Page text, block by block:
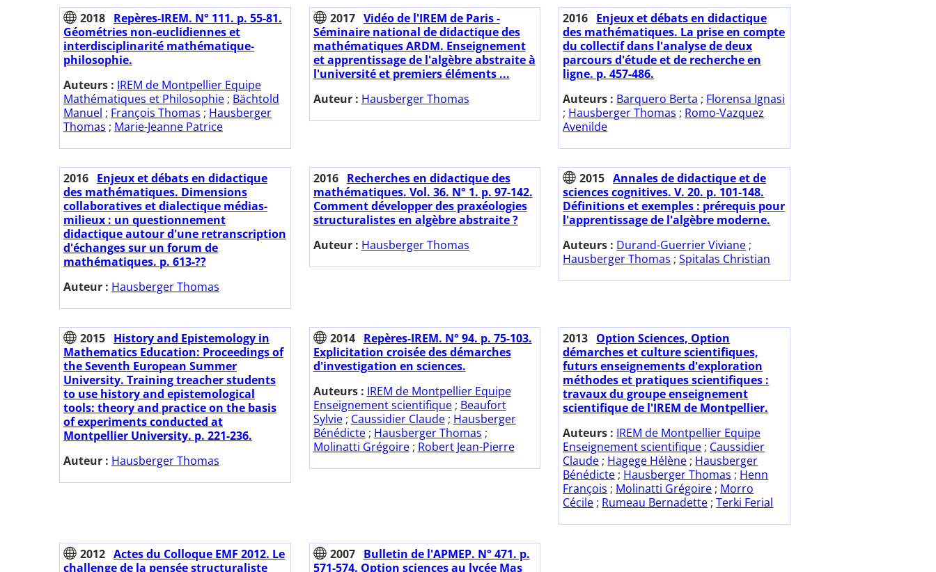
2018 Repères-IREM. N° 111. p. 55-81.
Géométries non-euclidiennes et
interdisciplinarité mathématique-
philosophie.
Auteurs : IREM de Montpellier Equipe
Mathématiques et Philosophie ; Bächtold
Manuel ; François Thomas ; Hausberger
Thomas ; Marie-Jeanne Patrice
2017 Vidéo de l'IREM de Paris -
Séminaire national de didactique des
mathématiques ARDM. Enseignement
et apprentissage de l'algèbre abstraite à
l'université et premiers éléments ...
Auteur : Hausberger Thomas
2016 Enjeux et débats en didactique
des mathématiques. La prise en compte
du collectif dans l'analyse de deux
parcours d'étude et de recherche en
ligne. p. 457-486.
Auteurs : Barquero Berta ; Florensa Ignasi
; Hausberger Thomas ; Romo-Vazquez
Avenilde
2016 Enjeux et débats en didactique
des mathématiques. Dimensions
collaboratives et dialectique médias-
milieux : un questionnement
didactique autour d'une retranscription
d'échanges sur un forum de
mathématiques. p. 613-??
Auteur : Hausberger Thomas
2016
Recherches en didactique des
mathématiques. Vol. 36. N° 1. p. 97-142.
Comment développer des praxéologies
structuralistes en algèbre abstraite ?
Auteur : Hausberger Thomas
2015 Annales de didactique et de
sciences cognitives. V. 20. p. 101-148.
Définitions et exemples : prérequis pour
l'apprentissage de l'algèbre moderne.
Auteurs : Durand-Guerrier Viviane ;
Hausberger Thomas ;Spitalas Christian
2015 History and Epistemology in
Mathematics Education: Proceedings of
the Seventh European Summer
University. Training treacher students
to use history and epistemological
tools: theory and practice on the basis
of experiments conducted at
Montpellier University. p. 221-236.
Auteur : Hausberger Thomas
2014
Repères-IREM. N° 94. p. 75-103.
Explicitation croisée des démarches
d'investigation en sciences.
Auteurs : IREM de Montpellier Equipe
Enseignement scientifique; Beaufort
Sylvie; Caussidier Claude; Hausberger
Bénédicte; Hausberger Thomas ;
Molinatti Grégoire; Robert Jean-Pierre
2013 Option Sciences, Option
démarches et culture scientifiques,
futurs enseignements d'exploration
méthodes et pratiques scientifiques :
travaux du groupe enseignement
scientifique de l'IREM de Montpellier.
Auteurs : IREM de Montpellier Equipe
Enseignement scientifique ; Caussidier
Claude ; Hagege Hélène ; Hausberger
Bénédicte ; Hausberger Thomas ; Henn
François ; Molinatti Grégoire ; Morro
Cécile ; Rumeau Bernadette ;Terki Ferial
2012 Actes du Colloque EMF 2012. Le
challenge de la pensée structuraliste
2007
Bulletin de l'APMEP. N° 471. p.
571-574. Option sciences au lycée Mas